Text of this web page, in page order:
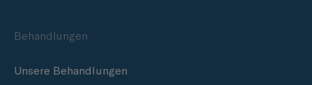
Behandlungen
Unsere Behandlungen